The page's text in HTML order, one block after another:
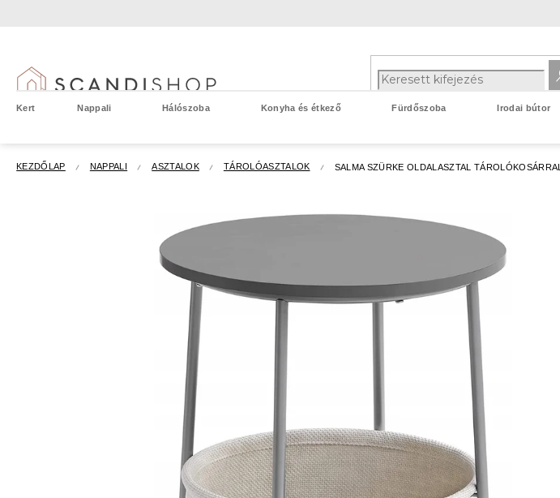
Kert Nappali Hálószoba Konyha és étkező Fürdőszoba Irodai bútor
KEZDŐLAP NAPPALI ASZTALOK TÁROLÓASZTALOK SALMA SZÜRKE OLDALASZTAL TÁROLÓKOSÁRRAL